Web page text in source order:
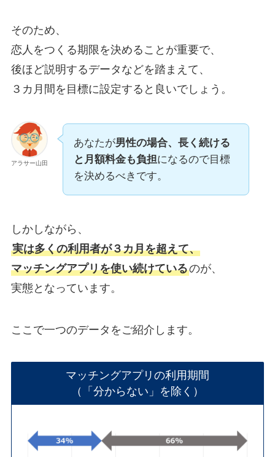
そのため、
恋人をつくる期限を決めることが重要で、
後ほど説明するデータなどを踏まえて、
３カ月間を目標に設定すると良いでしょう。
アラサー山田
あなたが男性の場合、長く続ける
と月額料金も負担になるので目標
を決めるべきです。
しかしながら、
実は多くの利用者が３カ月を超えて、
マッチングアプリを使い続けているのが、
実態となっています。
ここで一つのデータをご紹介します。
マッチングアプリの利用期間
（「分からない」を除く）